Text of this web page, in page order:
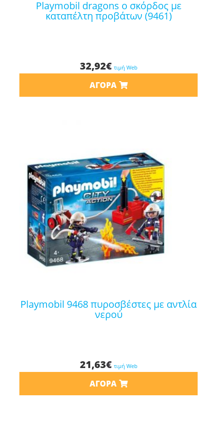
playmobil dragons ο σκόρδος με
καταπέλτη προβάτων (9461)
32,92€ τιμή Web
ΑΓΟΡΆ
playmobil 9468 πυροσβέστες με αντλία
νερού
21,63€ τιμή Web
ΑΓΟΡΆ